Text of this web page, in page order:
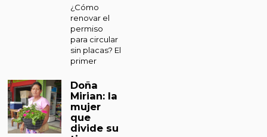
¿Cómo
renovar el
permiso
para circular
sin placas? El
primer
Doña
Mirian: la
mujer
que
divide su